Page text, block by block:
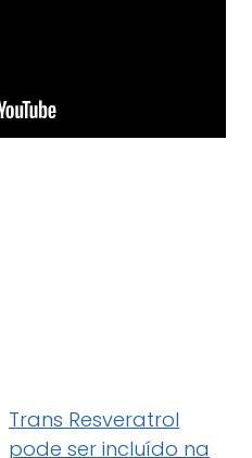
Trans Resveratrol
pode ser incluído na